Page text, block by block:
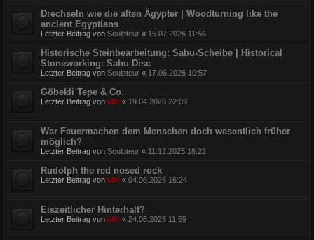
Drechseln wie die alten Ägypter | Woodturning like the
ancient Egyptians
Letzter Beitrag von Sculpteur « 15.07.2026 11:56
Historische Steinbearbeitung: Sabu-Scheibe | Historical
Stoneworking: Sabu Disc
Letzter Beitrag von Sculpteur « 17.06.2026 10:57
Göbekli Tepe & Co.
Letzter Beitrag von ulfr « 19.04.2026 22:09
War Feuermachen dem Menschen doch wesentlich früher
möglich?
Letzter Beitrag von Sculpteur « 11.12.2025 16:22
Rudolph the red nosed rock
Letzter Beitrag von ulfr « 04.06.2025 16:24
Eiszeitlicher Hinterhalt?
Letzter Beitrag von ulfr « 24.05.2025 11:59